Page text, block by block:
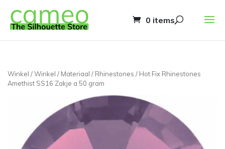
0 items
Winkel /Winkel / Materiaal / Rhinestones / Hot Fix Rhinestones
Amethist SS16 Zakje a 50 gram